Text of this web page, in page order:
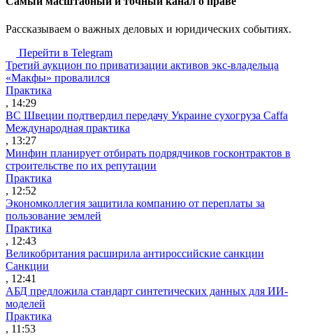
Рассказываем о важных деловых и юридических событиях.
Перейти в Telegram
Третий аукцион по приватизации активов экс-владельца
«Макфы» провалился
Практика
, 14:29
ВС Швеции подтвердил передачу Украине сухогруза Caffa
Международная практика
, 13:27
Минфин планирует отбирать подрядчиков госконтрактов в
строительстве по их репутации
Практика
, 12:52
Экономколлегия защитила компанию от переплаты за
пользование землей
Практика
, 12:43
Великобритания расширила антироссийские санкции
Санкции
, 12:41
АБД предложила стандарт синтетических данных для ИИ-
моделей
Практика
, 11:53